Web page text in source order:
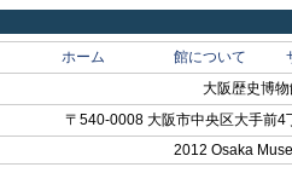
ホーム 館について
大阪歴史博
〒540-0008 大阪市中央区大手
2012 Osaka